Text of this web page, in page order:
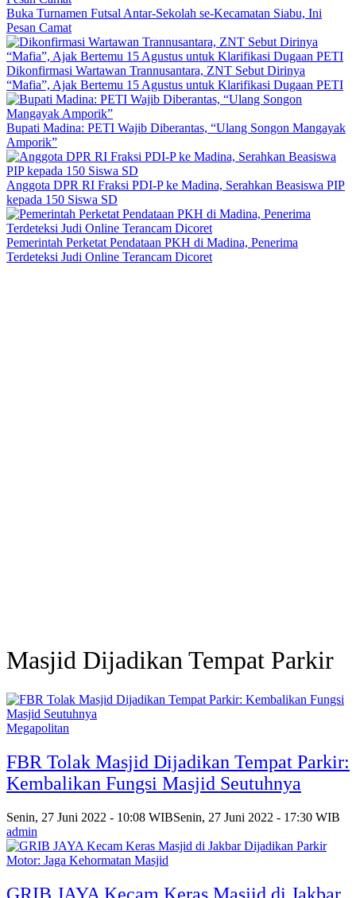
Buka Turnamen Futsal Antar-Sekolah se-Kecamatan Siabu, Ini
Pesan Camat
Dikonfirmasi Wartawan Trannusantara, ZNT Sebut Dirinya
“Mafia”, Ajak Bertemu 15 Agustus untuk Klarifikasi Dugaan PETI
Bupati Madina: PETI Wajib Diberantas, “Ulang Songon Mangayak
Amporik”
Anggota DPR RI Fraksi PDI-P ke Madina, Serahkan Beasiswa PIP
kepada 150 Siswa SD
Pemerintah Perketat Pendataan PKH di Madina, Penerima
Terdeteksi Judi Online Terancam Dicoret
Masjid Dijadikan Tempat Parkir
Megapolitan
FBR Tolak Masjid Dijadikan Tempat Parkir:
Kembalikan Fungsi Masjid Seutuhnya
Senin, 27 Juni 2022 - 10:08 WIBSenin, 27 Juni 2022 - 17:30 WIB
admin
GRIB JAYA Kecam Keras Masjid di Jakbar